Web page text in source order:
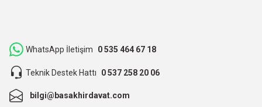
WhatsApp İletişim 0 535 464 67 18
Teknik Destek Hattı 0 537 258 20 06
bilgi@basakhirdavat.com